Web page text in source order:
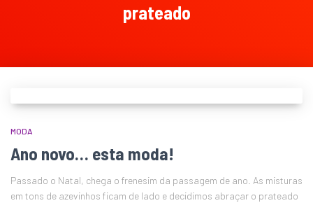
prateado
MODA
Ano novo… esta moda!
Passado o Natal, chega o frenesim da passagem de ano. As misturas
em tons de azevinhos ficam de lado e decidimos abraçar o prateado